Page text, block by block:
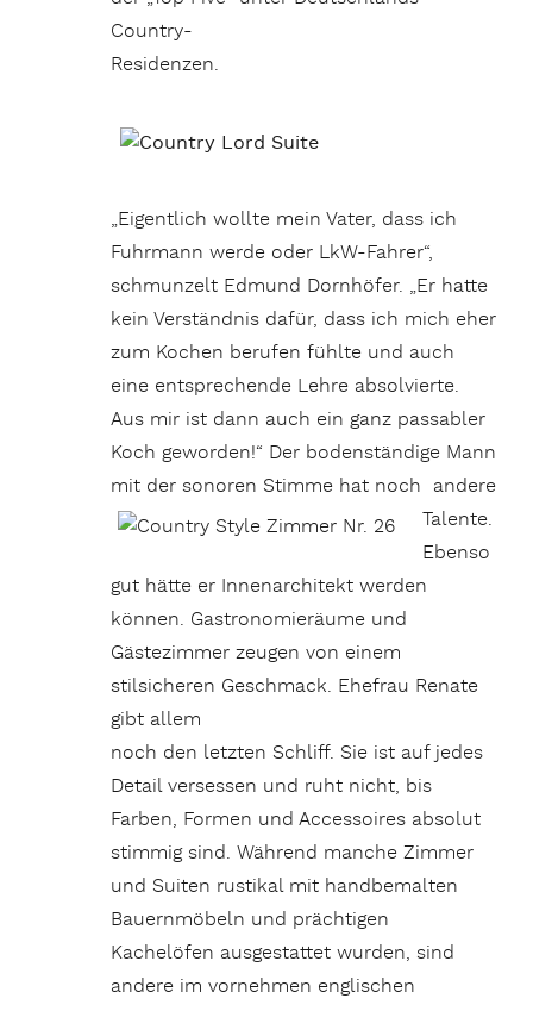
Country-
Residenzen.
„Eigentlich wollte mein Vater, dass ich
Fuhrmann werde oder LkW-Fahrer“,
schmunzelt Edmund Dornhöfer. „Er hatte
kein Verständnis dafür, dass ich mich eher
zum Kochen berufen fühlte und auch
eine entsprechende Lehre absolvierte.
Aus mir ist dann auch ein ganz passabler
Koch geworden!“ Der bodenständige Mann
mit der sonoren Stimme hat noch andere
Talente.
Ebenso
gut hätte er Innenarchitekt werden
können. Gastronomieräume und
Gästezimmer zeugen von einem
stilsicheren Geschmack. Ehefrau Renate
gibt allem
noch den letzten Schliff. Sie ist auf jedes
Detail versessen und ruht nicht, bis
Farben, Formen und Accessoires absolut
stimmig sind. Während manche Zimmer
und Suiten rustikal mit handbemalten
Bauernmöbeln und prächtigen
Kachelöfen ausgestattet wurden, sind
andere im vornehmen englischen